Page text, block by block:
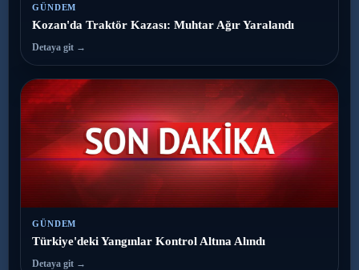
GÜNDEM
Kozan'da Traktör Kazası: Muhtar Ağır Yaralandı
Detaya git →
GÜNDEM
Türkiye'deki Yangınlar Kontrol Altına Alındı
Detaya git →